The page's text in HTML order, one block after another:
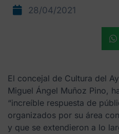
28/04/2021
El concejal de Cultura del
Miguel Ángel Muñoz Pino,
“increíble respuesta de
organizados por su área
y que se extendieron a lo